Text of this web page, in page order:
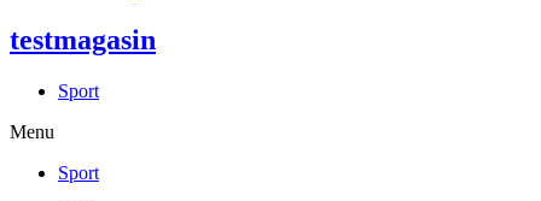
testmagasin
Sport
Menu
Sport